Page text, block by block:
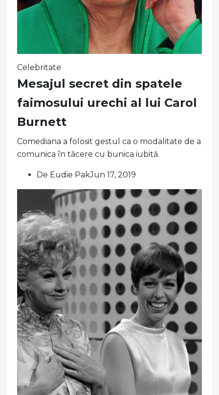
Celebritate
Mesajul secret din spatele
faimosului urechi al lui Carol
Burnett
Comediana a folosit gestul ca o modalitate de a
comunica în tăcere cu bunica iubită.
De Eudie PakJun 17, 2019